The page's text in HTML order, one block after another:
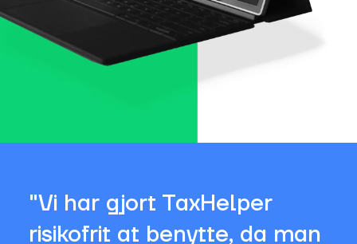
"Vi har gjort TaxHelper
risikofrit at benytte, da man